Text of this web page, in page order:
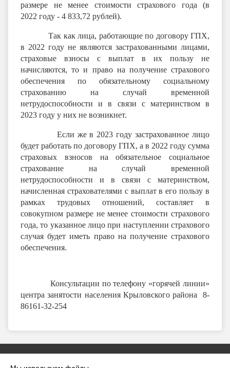
размере не менее стоимости страхового года (в
2022 году - 4 833,72 рублей).
Так как лица, работающие по договору ГПХ,
в 2022 году не являются застрахованными лицами,
страховые взносы с выплат в их пользу не
начисляются, то и право на получение страхового
обеспечения по обязательному социальному
страхованию на случай временной
нетрудоспособности и в связи с материнством в
2023 году у них не возникнет.
Если же в 2023 году застрахованное лицо
будет работать по договору ГПХ, а в 2022 году сумма
страховых взносов на обязательное социальное
страхование на случай временной
нетрудоспособности и в связи с материнством,
начисленная страхователями с выплат в его пользу в
рамках трудовых отношений, составляет в
совокупном размере не менее стоимости страхового
года, то указанное лицо при наступлении страхового
случая будет иметь право на получение страхового
обеспечения.
Консультации по телефону «горячей линии»
центра занятости населения Крыловского района 8-
86161-32-254